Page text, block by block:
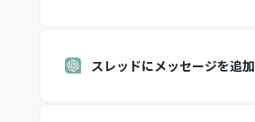
スレッドにメッセージを追加